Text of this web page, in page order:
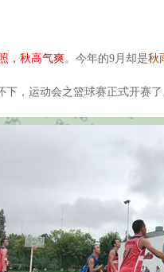
，秋高气爽。今年的9月却是秋
下，运动会之篮球赛正式开赛